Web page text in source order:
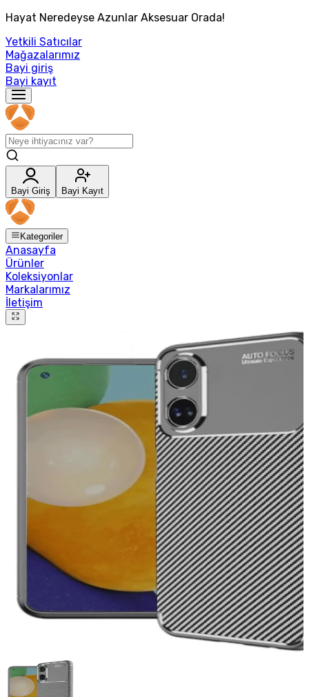
Hayat Neredeyse Azunlar Aksesuar Orada!
Yetkili Satıcılar
Mağazalarımız
Bayi giriş
Bayi kayıt
Bayi Giriş Bayi Kayıt
Kategoriler
Anasayfa
Ürünler
Koleksiyonlar
Markalarımız
İletişim